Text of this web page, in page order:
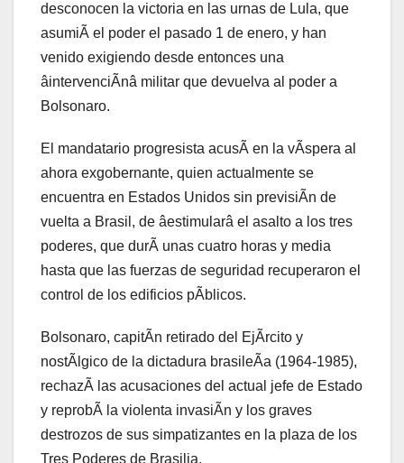
desconocen la victoria en las urnas de Lula, que
asumiÃ el poder el pasado 1 de enero, y han
venido exigiendo desde entonces una
âintervenciÃnâ militar que devuelva al poder a
Bolsonaro.
El mandatario progresista acusÃ en la vÃspera al
ahora exgobernante, quien actualmente se
encuentra en Estados Unidos sin previsiÃn de
vuelta a Brasil, de âestimularâ el asalto a los tres
poderes, que durÃ unas cuatro horas y media
hasta que las fuerzas de seguridad recuperaron el
control de los edificios pÃblicos.
Bolsonaro, capitÃn retirado del EjÃrcito y
nostÃlgico de la dictadura brasileÃa (1964-1985),
rechazÃ las acusaciones del actual jefe de Estado
y reprobÃ la violenta invasiÃn y los graves
destrozos de sus simpatizantes en la plaza de los
Tres Poderes de Brasilia.